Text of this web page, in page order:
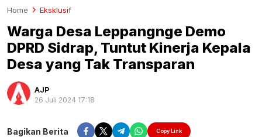
Home Eksklusif
Warga Desa Leppangnge Demo
DPRD Sidrap, Tuntut Kinerja Kepala
Desa yang Tak Transparan
AJP
26 Juli 2024 17:18
Bagikan Berita Copy Link